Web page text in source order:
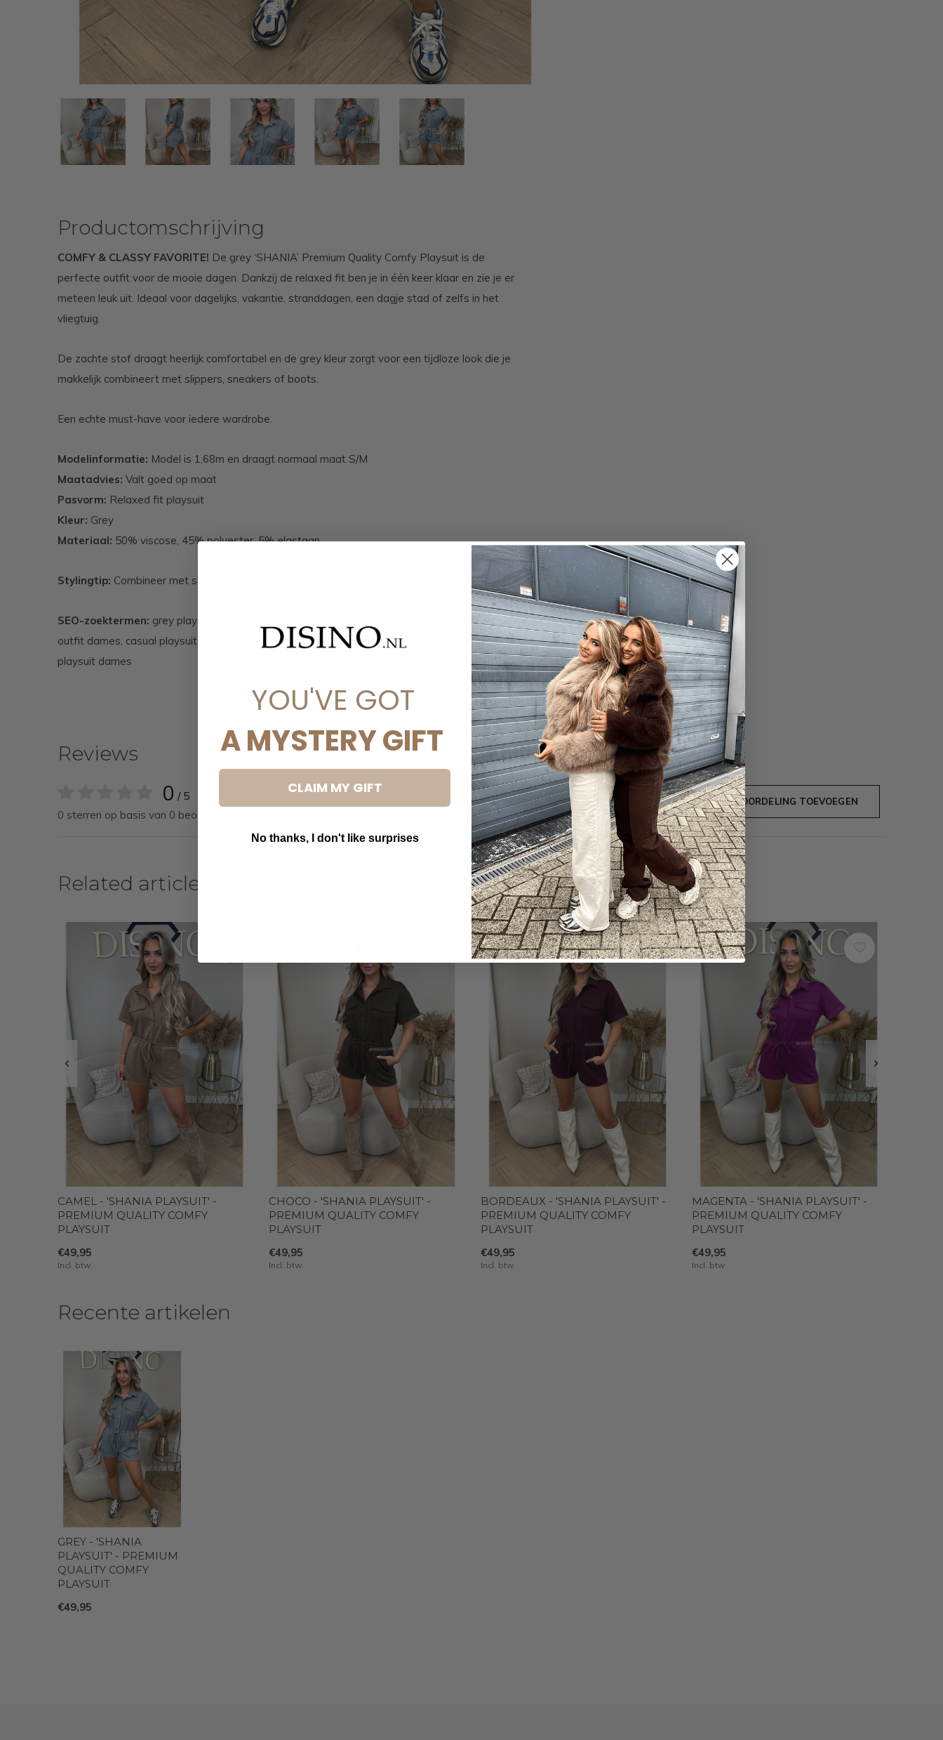
Productomschrijving
COMFY & CLASSY FAVORITE! De grey ‘SHANIA’ Premium Quality Comfy Playsuit is de
perfecte outfit voor de mooie dagen. Dankzij de relaxed fit ben je in één keer klaar en zie je er
meteen leuk uit. Ideaal voor dagelijks, vakantie, stranddagen, een dagje stad of zelfs in het
vliegtuig.
De zachte stof draagt heerlijk comfortabel en de grey kleur zorgt voor een tijdloze look die je
makkelijk combineert met slippers, sneakers of boots.
Een echte must-have voor iedere wardrobe.
Modelinformatie: Model is 1,68m en draagt normaal maat S/M
Maatadvies: Valt goed op maat
Pasvorm: Relaxed fit playsuit
Kleur: Grey
Materiaal: 50% viscose, 45% polyester, 5% elastaan
Stylingtip: Combineer met slippers en sieraden voor een effortless summer look.
SEO-zoektermen: grey playsuit dames, comfy playsuit dames, vakantie outfit dames, travel
outfit dames, casual playsuit dames, zomer playsuit dames, comfortabele outfit dames, DISINO
playsuit dames
Reviews
0 / 5
0 sterren op basis van 0 beoordelingen
JE BEOORDELING TOEVOEGEN
Related articles
CAMEL - 'SHANIA PLAYSUIT' -
PREMIUM QUALITY COMFY
PLAYSUIT
€49,95
Incl. btw
CHOCO - 'SHANIA PLAYSUIT' -
PREMIUM QUALITY COMFY
PLAYSUIT
€49,95
Incl. btw
BORDEAUX - 'SHANIA PLAYSUIT' -
PREMIUM QUALITY COMFY
PLAYSUIT
€49,95
Incl. btw
MAGENTA - 'SHANIA PLAYSUIT' -
PREMIUM QUALITY COMFY
PLAYSUIT
€49,95
Incl. btw
Recente artikelen
GREY - 'SHANIA
PLAYSUIT' - PREMIUM
QUALITY COMFY
PLAYSUIT
€49,95
YOU'VE GOT
A MYSTERY GIFT
CLAIM MY GIFT
No thanks, I don't like surprises